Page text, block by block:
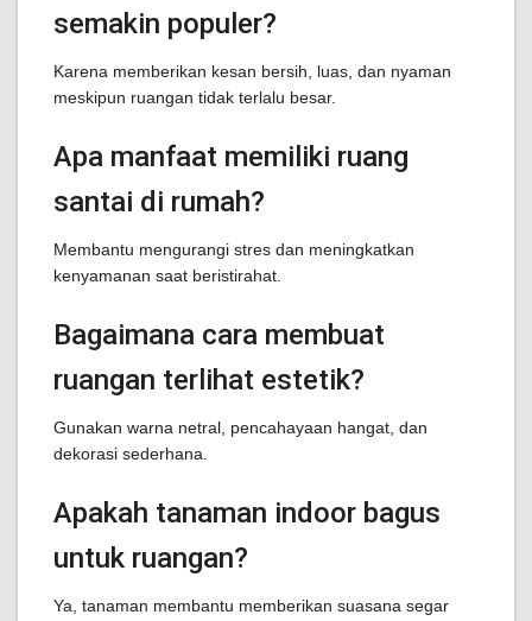
semakin populer?
Karena memberikan kesan bersih, luas, dan nyaman
meskipun ruangan tidak terlalu besar.
Apa manfaat memiliki ruang
santai di rumah?
Membantu mengurangi stres dan meningkatkan
kenyamanan saat beristirahat.
Bagaimana cara membuat
ruangan terlihat estetik?
Gunakan warna netral, pencahayaan hangat, dan
dekorasi sederhana.
Apakah tanaman indoor bagus
untuk ruangan?
Ya, tanaman membantu memberikan suasana segar